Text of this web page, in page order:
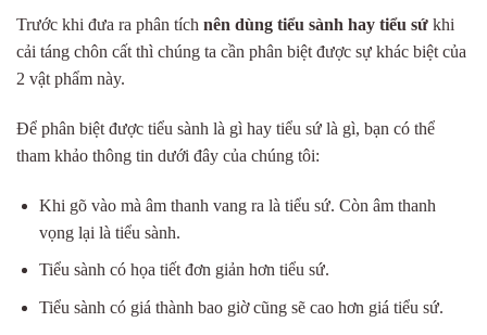
Trước khi đưa ra phân tích nên dùng tiểu sành hay tiểu sứ khi
cải táng chôn cất thì chúng ta cần phân biệt được sự khác biệt của
2 vật phẩm này.
Để phân biệt được tiểu sành là gì hay tiểu sứ là gì, bạn có thể
tham khảo thông tin dưới đây của chúng tôi:
Khi gõ vào mà âm thanh vang ra là tiểu sứ. Còn âm thanh
vọng lại là tiểu sành.
Tiểu sành có họa tiết đơn giản hơn tiểu sứ.
Tiểu sành có giá thành bao giờ cũng sẽ cao hơn giá tiểu sứ.